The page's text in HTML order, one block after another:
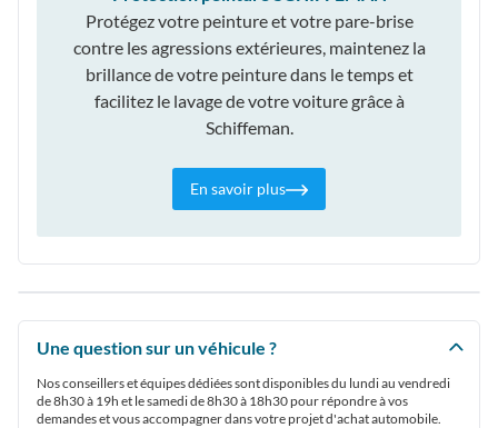
Protégez votre peinture et votre pare-brise
contre les agressions extérieures, maintenez la
brillance de votre peinture dans le temps et
facilitez le lavage de votre voiture grâce à
Schiffeman.
En savoir plus
Une question sur un véhicule ?
Nos conseillers et équipes dédiées sont disponibles du lundi au vendredi
de 8h30 à 19h et le samedi de 8h30 à 18h30 pour répondre à vos
demandes et vous accompagner dans votre projet d'achat automobile.